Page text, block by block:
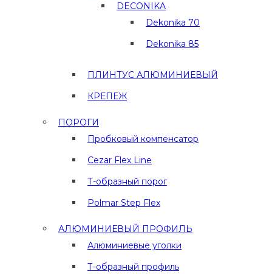
DECONIKA
Dekonika 70
Dekonika 85
ПЛИНТУС АЛЮМИНИЕВЫЙ
КРЕПЕЖ
ПОРОГИ
Пробковый компенсатор
Cezar Flex Line
Т-образный порог
Polmar Step Flex
АЛЮМИНИЕВЫЙ ПРОФИЛЬ
Алюминиевые уголки
Т-образный профиль